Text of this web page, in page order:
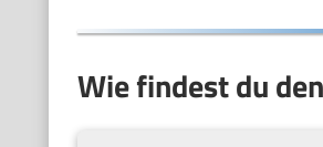
Wie findest du